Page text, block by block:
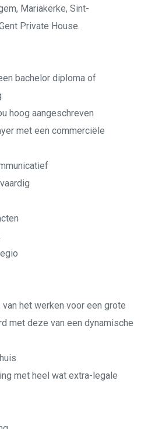
Mariakerke, Sint-
Private House.
bachelor diploma of
hoog aangeschreven
met een commerciële
het werken voor een grote
met deze van een dynamische
met heel wat extra-legale